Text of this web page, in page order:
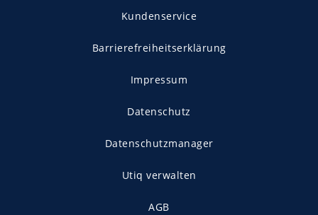
Kundenservice
Barrierefreiheitserklärung
Impressum
Datenschutz
Datenschutzmanager
Utiq verwalten
AGB